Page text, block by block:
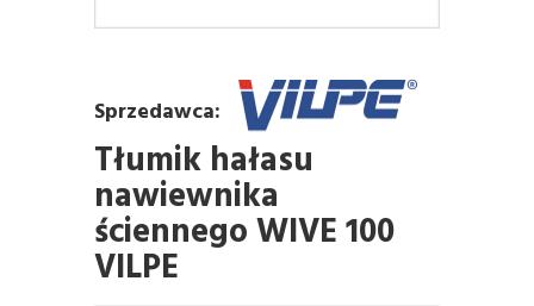
Sprzedawca:
Tłumik hałasu
nawiewnika
ściennego WIVE 100
VILPE